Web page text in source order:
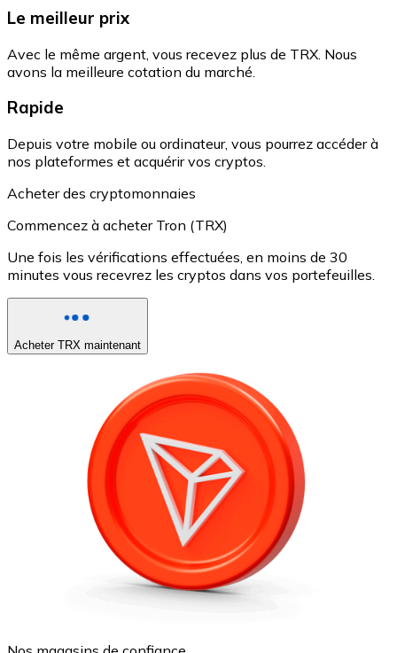
Le meilleur prix
Avec le même argent, vous recevez plus de TRX. Nous
avons la meilleure cotation du marché.
Rapide
Depuis votre mobile ou ordinateur, vous pourrez accéder à
nos plateformes et acquérir vos cryptos.
Acheter des cryptomonnaies
Commencez à acheter Tron (TRX)
Une fois les vérifications effectuées, en moins de 30
minutes vous recevrez les cryptos dans vos portefeuilles.
Acheter TRX maintenant